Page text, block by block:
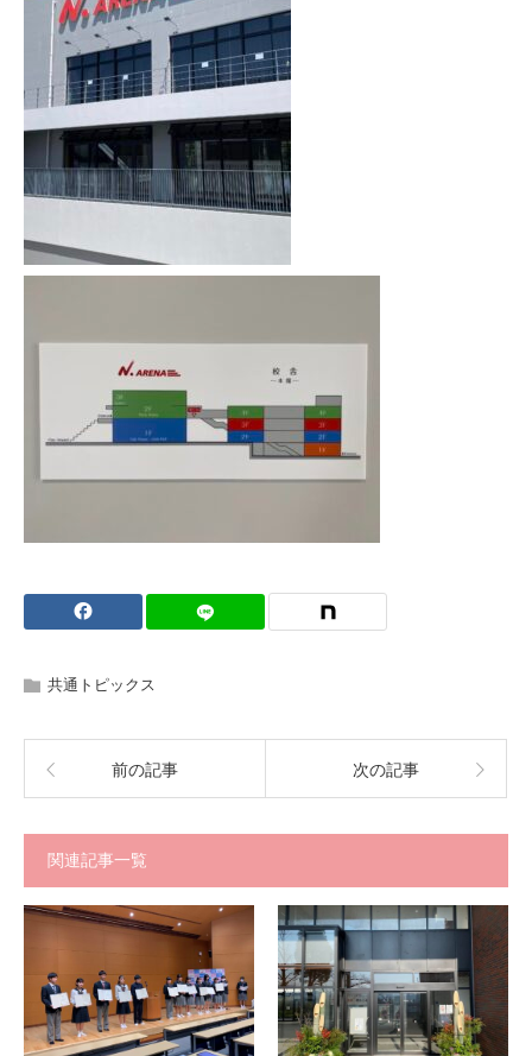
共通トピックス
前の記事 次の記事
関連記事一覧